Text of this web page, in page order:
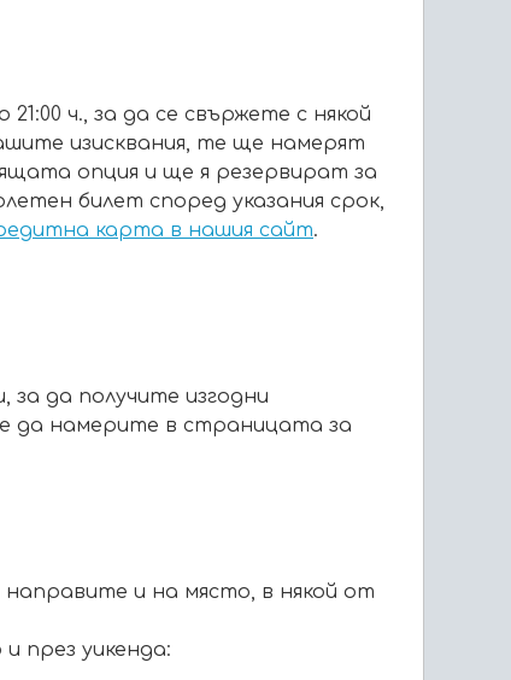
ч., за да се свържете с някой
изисквания, те ще намерят
опция и ще я резервират за
билет според указания срок,
карта в нашия сайт.
да получите изгодни
да намерите в страницата за
и на място, в някой от
през уикенда: